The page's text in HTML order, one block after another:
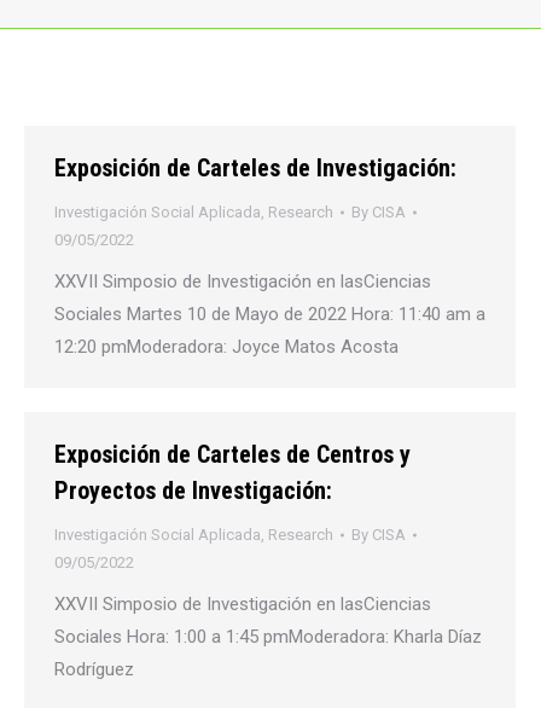
Exposición de Carteles de Investigación:
Investigación Social Aplicada, Research By CISA
09/05/2022
XXVII Simposio de Investigación en lasCiencias
Sociales Martes 10 de Mayo de 2022 Hora: 11:40 am a
12:20 pmModeradora: Joyce Matos Acosta
Exposición de Carteles de Centros y
Proyectos de Investigación:
Investigación Social Aplicada, Research By CISA
09/05/2022
XXVII Simposio de Investigación en lasCiencias
Sociales Hora: 1:00 a 1:45 pmModeradora: Kharla Díaz
Rodríguez